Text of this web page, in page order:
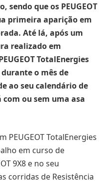
sendo que os PEUGEOT
primeira aparição em
Até lá, após um
realizado em
TotalEnergies
o mês de
ao seu calendário de
ou sem uma asa
PEUGEOT TotalEnergies
em curso de
9X8 e no seu
corridas de Resistência